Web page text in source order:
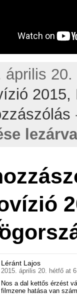
április
2015,
Léránt Lajos
2015. április 20. hétfő at
Nos a dal kettős érzést
filmzene hatása van